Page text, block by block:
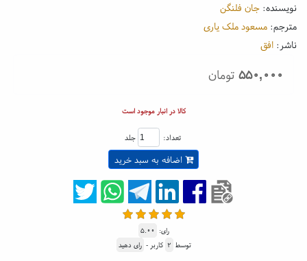
نویسنده: جان فلنگن
مترجم: مسعود ملک یاری
ناشر: افق
۵۵۰,۰۰۰تومان
کالا در انبار موجود است
تعداد: جلد
اضافه به سبد خرید
رای: ۵.۰۰
توسط ۲ کاربر - رای دهید